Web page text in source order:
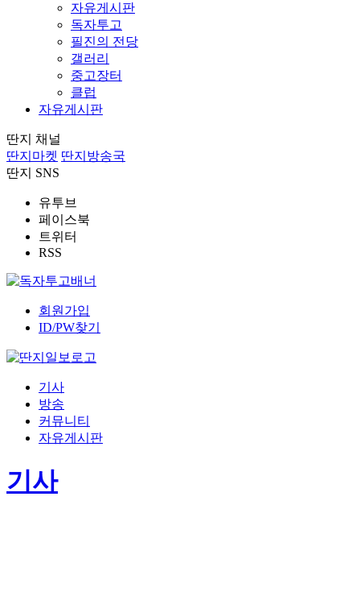
자유게시판
독자투고
필진의 전당
갤러리
중고장터
클럽
자유게시판
딴지 채널
딴지마켓 딴지방송국
딴지 SNS
유투브
페이스북
트위터
RSS
회원가입
ID/PW찾기
기사
방송
커뮤니티
자유게시판
기사